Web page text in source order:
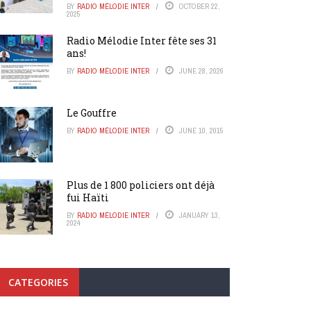
BY RADIO MÉLODIE INTER OCTOBER 22,
2025
Radio Mélodie Inter fête ses 31
ans!
BY RADIO MÉLODIE INTER JUNE 28, 2026
Le Gouffre
BY RADIO MÉLODIE INTER JUNE 10, 2015
Plus de 1 800 policiers ont déjà
fui Haïti
BY RADIO MÉLODIE INTER JANUARY 13,
2024
CATEGORIES